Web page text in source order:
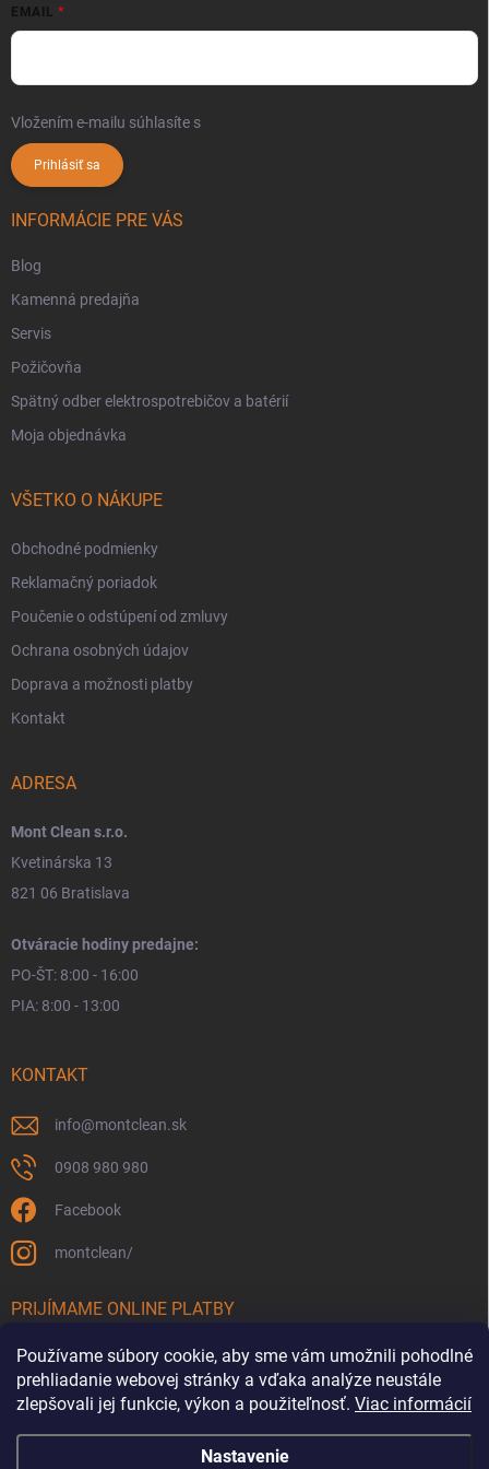
Používame súbory cookie, aby sme vám umožnili pohodlné
prehliadanie webovej stránky a vďaka analýze neustále
zlepšovali jej funkcie, výkon a použiteľnosť. Viac informácií
Nastavenie
EMAIL
Vložením e-mailu súhlasíte s
Prihlásiť sa
INFORMÁCIE PRE VÁS
Blog
Kamenná predajňa
Servis
Požičovňa
Spätný odber elektrospotrebičov a batérií
Moja objednávka
VŠETKO O NÁKUPE
Obchodné podmienky
Reklamačný poriadok
Poučenie o odstúpení od zmluvy
Ochrana osobných údajov
Doprava a možnosti platby
Kontakt
ADRESA
Mont Clean s.r.o.
Kvetinárska 13
821 06 Bratislava
Otváracie hodiny predajne:
PO-ŠT: 8:00 - 16:00
PIA: 8:00 - 13:00
KONTAKT
info@montclean.sk
0908 980 980
Facebook
montclean/
PRIJÍMAME ONLINE PLATBY